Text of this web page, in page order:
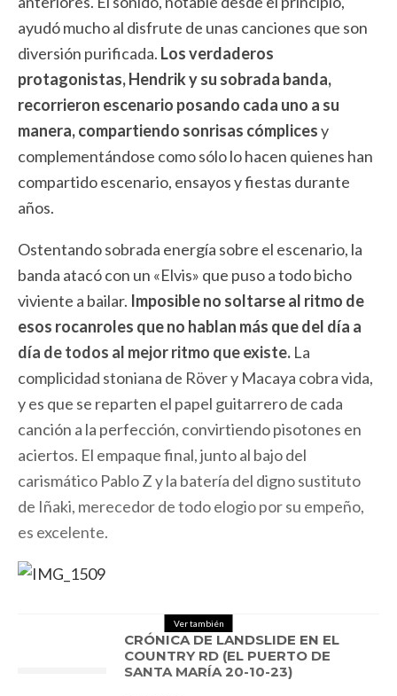
ayudó mucho al disfrute de unas canciones que son
diversión purificada. Los verdaderos
protagonistas, Hendrik y su sobrada banda,
recorrieron escenario posando cada uno a su
manera, compartiendo sonrisas cómplicesy
complementándose como sólo lo hacen quienes han
compartido escenario, ensayos y fiestas durante
años.
Ostentando sobrada energía sobre el escenario, la
banda atacó con un «Elvis» que puso a todo bicho
viviente a bailar. Imposible no soltarse al ritmo de
esos rocanroles que no hablan más que del día a
día de todos al mejor ritmo que existe. La
complicidad stoniana de Röver y Macaya cobra vida,
y es que se reparten el papel guitarrero de cada
canción a la perfección, convirtiendo pisotones en
aciertos. El empaque final, junto al bajo del
carismático Pablo Z y la batería del digno sustituto
de Iñaki, merecedor de todo elogio por su empeño,
es excelente.
Ver también
CRÓNICA DE LANDSLIDE EN EL
COUNTRY RD (EL PUERTO DE
SANTA MARÍA 20-10-23)